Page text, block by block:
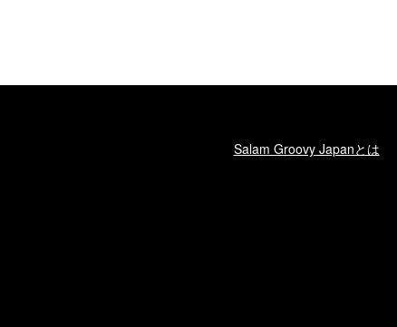
Salam Groovy Japanとは